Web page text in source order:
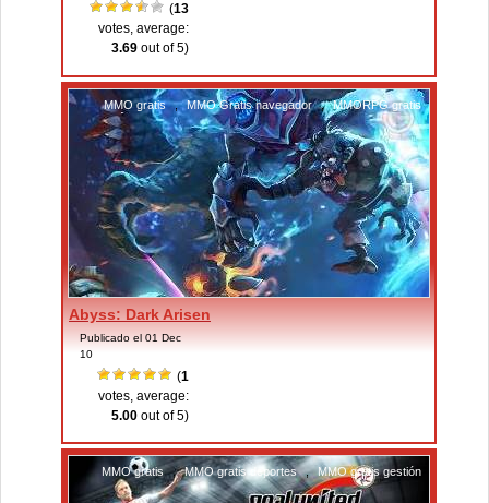
(13
votes, average:
3.69 out of 5)
MMO gratis , MMO Gratis navegador , MMORPG gratis
Abyss: Dark Arisen
Publicado el 01 Dec
10
(1
votes, average:
5.00 out of 5)
MMO gratis , MMO gratis deportes , MMO gratis gestión